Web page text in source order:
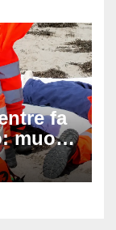
fa
muore
di